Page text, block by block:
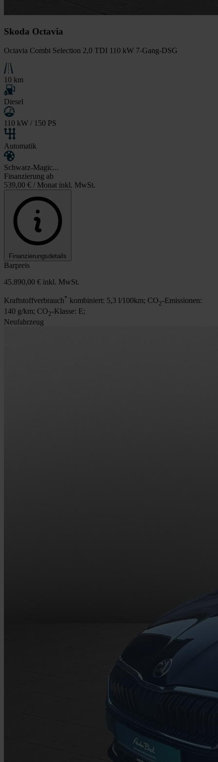
Skoda Octavia
Octavia Combi Selection 2,0 TDI 110 kW 7-Gang-DSG
10 km
Diesel
110 kW / 150 PS
Automatik
Schwarz-Magic...
Finanzierung ab
539,00 € / Monat inkl. MwSt.
Finanzierungsdetails
Barpreis
45.890,00 € inkl. MwSt.
Kraftstoffverbrauch* kombiniert: 5,3 l/100km; CO2-Emissionen:
140 g/km; CO2-Klasse: E;
Neufahrzeug